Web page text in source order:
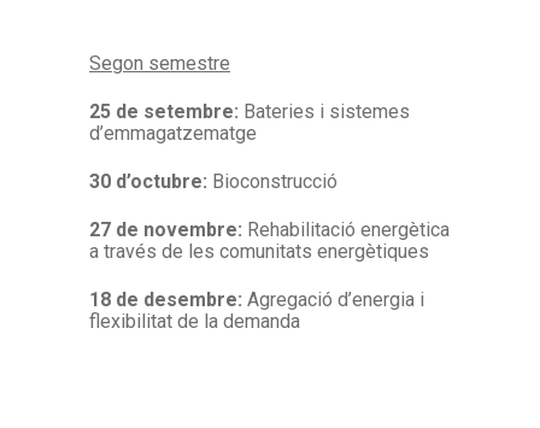
Segon semestre
25 de setembre: Bateries i sistemes
d’emmagatzematge
30 d’octubre: Bioconstrucció
27 de novembre: Rehabilitació energètica
a través de les comunitats energètiques
18 de desembre: Agregació d’energia i
flexibilitat de la demanda